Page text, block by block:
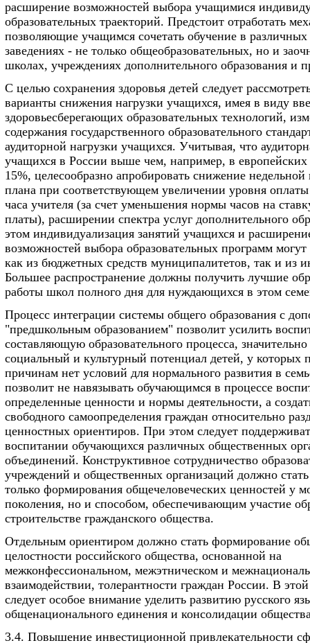
расширение возможностей выбора учащимися
образовательных траекторий. Предстоит отработать
позволяющие учащимся сочетать обучение в
заведениях - не только общеобразовательных, но и
школах, учреждениях дополнительного образования и
С целью сохранения здоровья детей следует
варианты снижения нагрузки учащихся, имея в виду
здоровьесберегающих образовательных технологий,
содержания государственного образовательного
аудиторной нагрузки учащихся. Учитывая, что
учащихся в России выше чем, например, в европейских
15%, целесообразно апробировать снижение недельной
плана при соответствующем увеличении уровня оплаты
часа учителя (за счет уменьшения нормы часов на
платы), расширении спектра услуг дополнительного
этом индивидуализация занятий учащихся и
возможностей выбора образовательных программ
как из бюджетных средств муниципалитетов, так и из
Большее распространение должны получить лучшие
работы школ полного дня для нуждающихся в этом
Процесс интеграции системы общего образования с
"предшкольным образованием" позволит усилить
составляющую образовательного процесса,
социальный и культурный потенциал детей, у которых
причинам нет условий для нормального развития в
позволит не навязывать обучающимся в процессе
определенные ценности и нормы деятельности, а
свободного самоопределения граждан относительно
ценностных ориентиров. При этом следует
воспитании обучающихся различных общественных
объединений. Конструктивное сотрудничество
учреждений и общественных организаций должно
только формирования общечеловеческих ценностей у
поколения, но и способом, обеспечивающим участие
строительстве гражданского общества.
Отдельным ориентиром должно стать формирование
целостности российского общества, основанной на
межконфессиональном, межэтническом и
взаимодействии, толерантности граждан России. В
следует особое внимание уделить развитию русского
общенационального единения и консолидации
3.4. Повышение инвестиционной привлекательности